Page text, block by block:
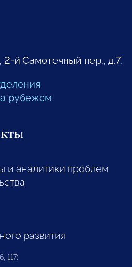
2-й Самотечный пер., д.7.
рубежом
и аналитики проблем
развития
117)